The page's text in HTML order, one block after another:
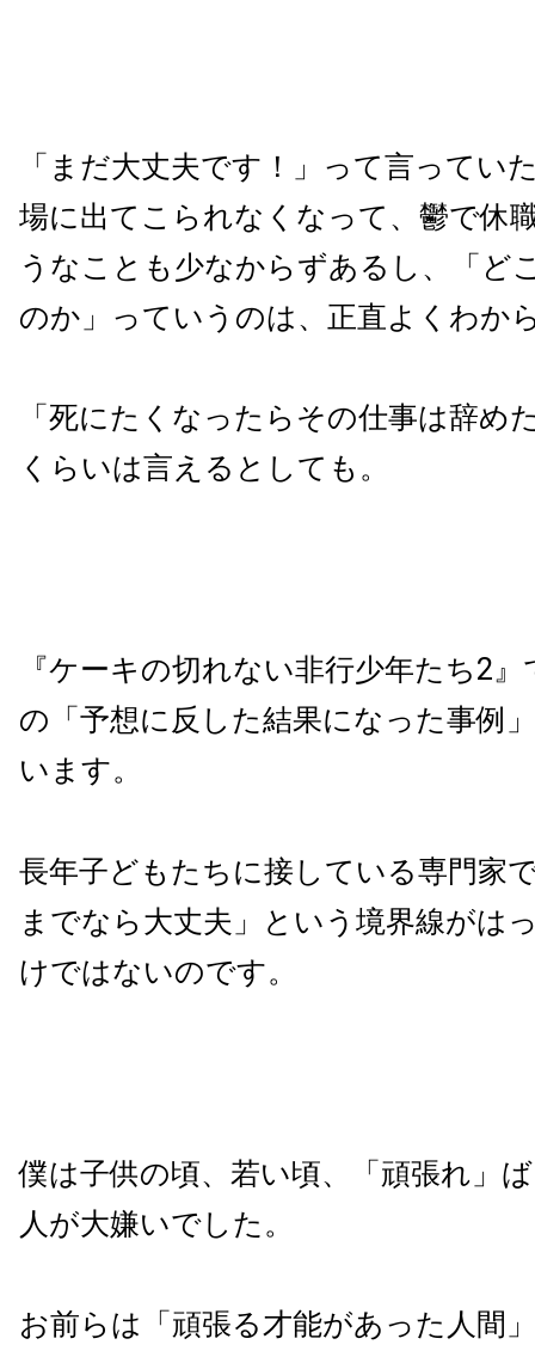
「まだ大丈夫です！」って言ってい
場に出てこられなくなって、鬱で休
うなことも少なからずあるし、「ど
のか」っていうのは、正直よくわか
「死にたくなったらその仕事は辞め
くらいは言えるとしても。
『ケーキの切れない非行少年たち2
の「予想に反した結果になった事例
います。
長年子どもたちに接している専門家
までなら大丈夫」という境界線がは
けではないのです。
僕は子供の頃、若い頃、「頑張れ」
人が大嫌いでした。
お前らは「頑張る才能があった人間